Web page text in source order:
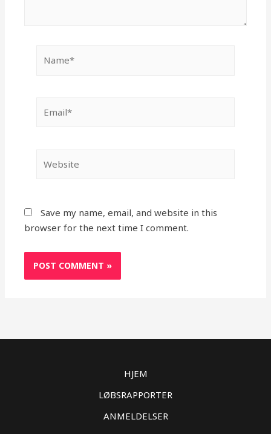
Save my name, email, and website in this
browser for the next time I comment.
HJEM
LØBSRAPPORTER
ANMELDELSER